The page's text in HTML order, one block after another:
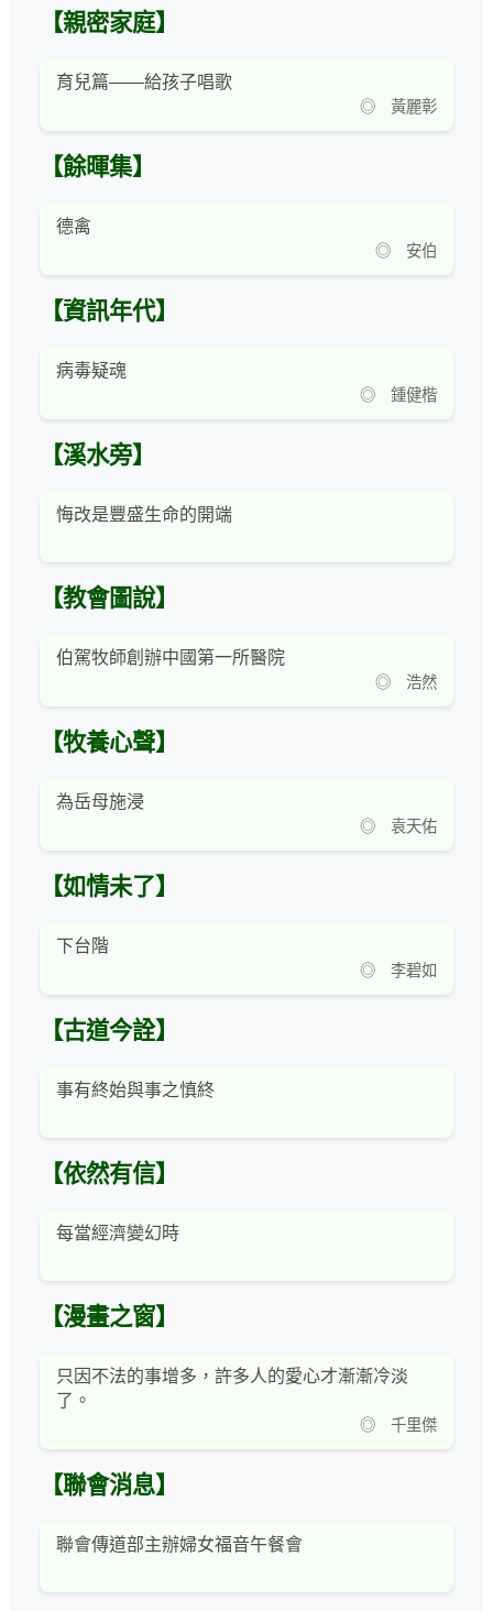
【親密家庭】
育兒篇——給孩子唱歌
◎ 黃麗彰
【餘暉集】
德禽
◎ 安伯
【資訊年代】
病毒疑魂
◎ 鍾健楷
【溪水旁】
悔改是豐盛生命的開端
【教會圖說】
伯駕牧師創辦中國第一所醫院
◎ 浩然
【牧養心聲】
為岳母施浸
◎ 袁天佑
【如情未了】
下台階
◎ 李碧如
【古道今詮】
事有終始與事之慎終
【依然有信】
每當經濟變幻時
【漫畫之窗】
只因不法的事增多，許多人的愛心才漸漸冷淡
了。
◎ 千里傑
【聯會消息】
聯會傳道部主辦婦女福音午餐會